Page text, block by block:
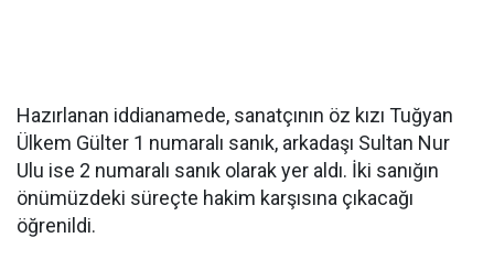
Hazırlanan iddianamede, sanatçının öz kızı Tuğyan
Ülkem Gülter 1 numaralı sanık, arkadaşı Sultan Nur
Ulu ise 2 numaralı sanık olarak yer aldı. İki sanığın
önümüzdeki süreçte hakim karşısına çıkacağı
öğrenildi.